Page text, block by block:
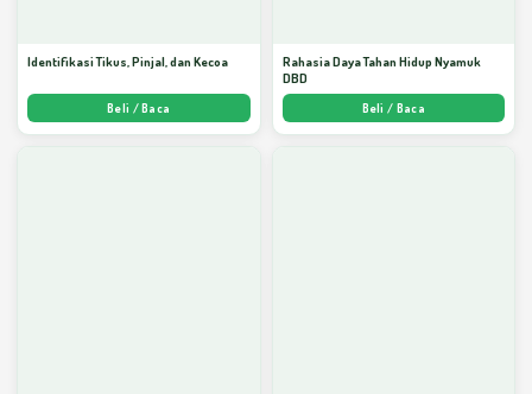
Identifikasi Tikus, Pinjal, dan Kecoa
Beli / Baca
Rahasia Daya Tahan Hidup Nyamuk
DBD
Beli / Baca